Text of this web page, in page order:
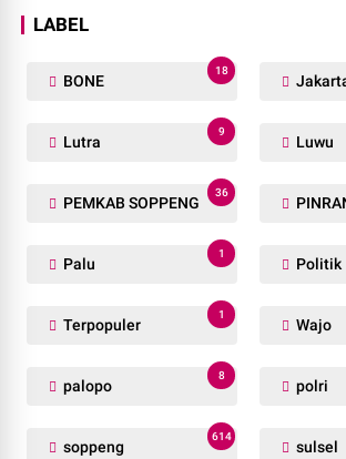
LABEL
BONE
18
Lutra
9
Luwu
PEMKAB SOPPENG
36
Palu
1
Politik
Terpopuler
1
Wajo
palopo
8
polri
soppeng
614
sulsel